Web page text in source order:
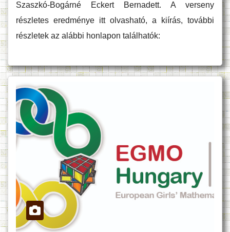
Szaszkó-Bogárné Eckert Bernadett. A verseny
részletes eredménye itt olvasható, a kiírás, további
részletek az alábbi honlapon találhatók: